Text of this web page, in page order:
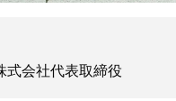
式会社代表取締役